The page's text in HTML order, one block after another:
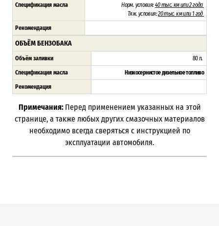
Спецификация масла
Норм. условия:40 тыс. км или 2 года
Тяж. условия:20 тыс. км или 1 год
Рекомендация
ОБЪЁМ БЕНЗОБАКА
Объём заливки 80 л.
Спецификация масла Низкосернистое дизельное топливо
Рекомендация
Примечания: Перед применением указанных на этой
странице, а также любых других смазочных материалов
необходимо всегда сверяться с инструкцией по
эксплуатации автомобиля.